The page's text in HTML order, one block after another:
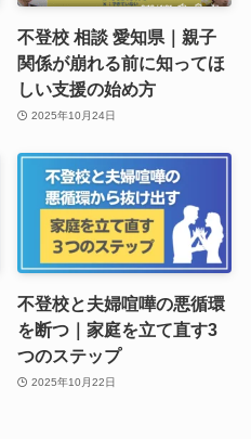
不登校 相談 愛知県｜親子
関係が崩れる前に知ってほ
しい支援の始め方
2025年10月24日
不登校と夫婦喧嘩の悪循環
を断つ｜家庭を立て直す3
つのステップ
2025年10月22日